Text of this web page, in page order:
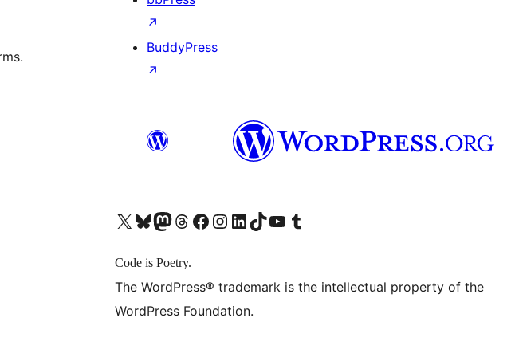
↗
BuddyPress
↗
X (旧 Twitter) アカウントへBluesky アカウントへMastodon アカウントへThreads アカウントへ Facebook ページへInstagram アカウントへ LinkedIn アカウントへTikTok アカウントへYouTube チャンネルへ Tumblr アカウントへ
Code is Poetry.
The WordPress® trademark is the intellectual property of the
WordPress Foundation.